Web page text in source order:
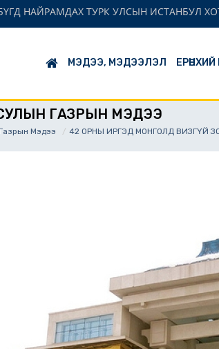
НАЙРАМДАХ ТУРК УЛСЫН ИСТАНБУЛ
МЭДЭЭ, МЭДЭЭЛЭЛ
ГАЗРЫН МЭДЭЭ
Мэдээ 42 ОРНЫ ИРГЭД МОНГОЛД ВИЗГҮЙ